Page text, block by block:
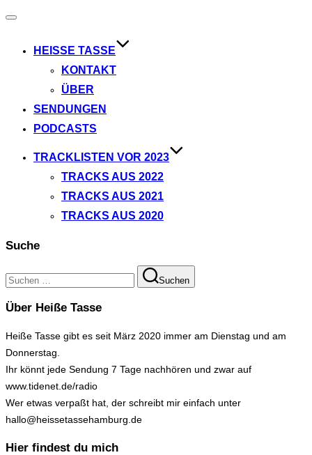
Navigation
HEISSE TASSE
KONTAKT
ÜBER
SENDUNGEN
PODCASTS
TRACKLISTEN VOR 2023
TRACKS AUS 2022
TRACKS AUS 2021
TRACKS AUS 2020
Suche
Suchen
nach:
Suchen
Über Heiße Tasse
Heiße Tasse gibt es seit März 2020 immer am Dienstag und am
Donnerstag.
Ihr könnt jede Sendung 7 Tage nachhören und zwar auf
www.tidenet.de/radio
Wer etwas verpaßt hat, der schreibt mir einfach unter
hallo@heissetassehamburg.de
Hier findest du mich